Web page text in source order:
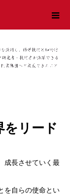
をリード
成長させていく最
を自らの使命とい